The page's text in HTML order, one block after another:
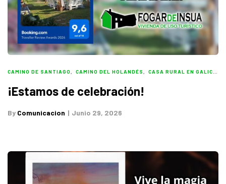
CAMINO DE SANTIAGO, CAMINO DEL HOLANDÉS, CASA RURAL EN GALICIA
¡Estamos de celebración!
By Comunicacion Junio 29, 2026